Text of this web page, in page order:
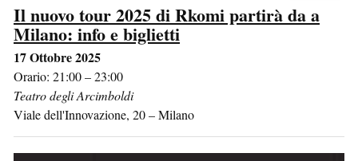
Il nuovo tour 2025 di Rkomi partirà da a
Milano: info e biglietti
17 Ottobre 2025
Orario: 21:00 – 23:00
Teatro degli Arcimboldi
Viale dell'Innovazione, 20–Milano